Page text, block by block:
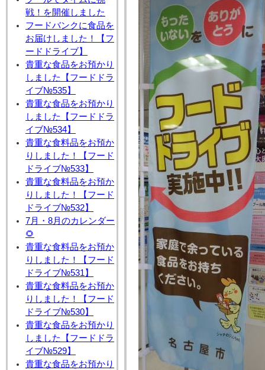
戦！を開催しました
フードバンクに食品を
お届けしました！【フ
ードドライブ】
貴重な食品をお預かり
しました【フードドラ
イブ№535】
貴重な食品をお預かり
しました【フードドラ
イブ№534】
貴重な食料品をお預か
りしました！【フード
ドライブ№533】
貴重な食料品をお預か
りしました！【フード
ドライブ№532】
7月・8月のカレンダー
🌻
貴重な食料品をお預か
りしました！【フード
ドライブ№531】
貴重な食料品をお預か
りしました！【フード
ドライブ№530】
貴重な食品をお預かり
しました【フードドラ
イブ№529】
貴重な食品をお預かり